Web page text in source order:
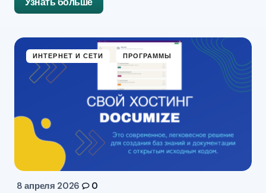
ИНТЕРНЕТ И СЕТИ ПРОГРАММЫ
8 апреля 2026 0